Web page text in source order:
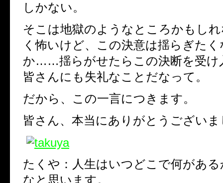
しかない。
そこは地獄のようなところかもし
く怖いけど、この決意は揺らぎた
か……揺らがせたらこの決断を受け
皆さんにも失礼なことだなって。
だから、この一言につきます。
皆さん、本当にありがとうござい
たくや：人生はいつどこで何があ
なと思います。